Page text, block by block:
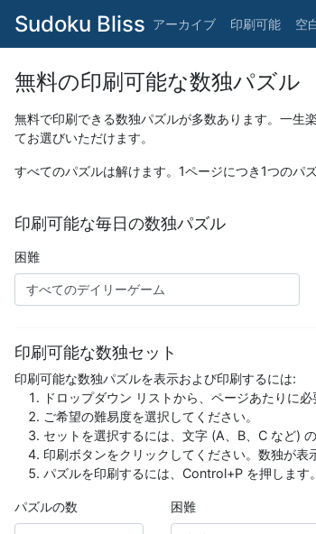
Sudoku Bliss アーカイブ 印刷可能 空
無料の印刷可能な数独パズル
無料で印刷できる数独パズルが多数あります。一生
てお選びいただけます。
すべてのパズルは解けます。1ページにつき1つのパ
印刷可能な毎日の数独パズル
困難
印刷可能な数独セット
印刷可能な数独パズルを表示および印刷するには:
ドロップダウン リストから、ページあたりに必
ご希望の難易度を選択してください。
セットを選択するには、文字 (A、B、C など)
印刷ボタンをクリックしてください。数独が表
パズルを印刷するには、Control+P を押します。
パズルの数 困難